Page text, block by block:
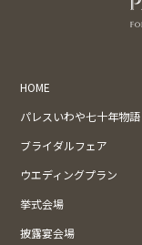
HOME
パレスいわや七十年物語
ブライダルフェア
ウエディングプラン
挙式会場
披露宴会場